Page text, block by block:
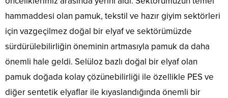
hammaddesi olan pamuk, tekstil ve hazır giyim sektörleri
için vazgeçilmez doğal bir elyaf ve sektörümüzde
sürdürülebilirliğin öneminin artmasıyla pamuk da daha
önemli hale geldi. Selüloz bazlı doğal bir elyaf olan
pamuk doğada kolay çözünebilirliği ile özellikle PES ve
diğer sentetik elyaflar ile kıyaslandığında önemli bir